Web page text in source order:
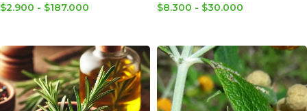
$2.900 - $187.000 $8.300 - $30.000